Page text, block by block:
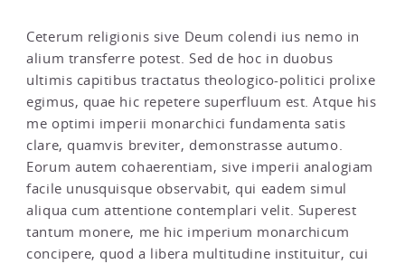
Ceterum religionis sive Deum colendi ius nemo in
alium transferre potest. Sed de hoc in duobus
ultimis capitibus tractatus theologico-politici prolixe
egimus, quae hic repetere superfluum est. Atque his
me optimi imperii monarchici fundamenta satis
clare, quamvis breviter, demonstrasse autumo.
Eorum autem cohaerentiam, sive imperii analogiam
facile unusquisque observabit, qui eadem simul
aliqua cum attentione contemplari velit. Superest
tantum monere, me hic imperium monarchicum
concipere, quod a libera multitudine instituitur, cui